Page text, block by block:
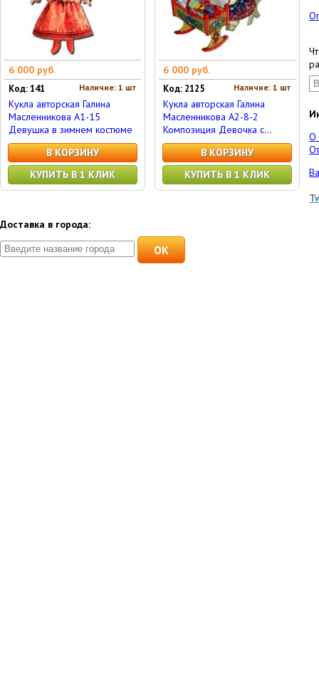
6 000 руб.
Наличие: 1 шт
Код: 141
Кукла авторская Галина
Масленникова А1-15
Девушка в зимнем костюме
В КОРЗИНУ
КУПИТЬ В 1 КЛИК
6 000 руб.
Наличие: 1 шт
Код: 2125
Кукла авторская Галина
Масленникова А2-8-2
Композиция Девочка с...
В КОРЗИНУ
КУПИТЬ В 1 КЛИК
О
Доставка в города:
OK